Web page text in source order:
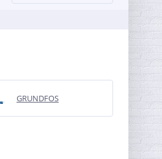
GRUNDFOS